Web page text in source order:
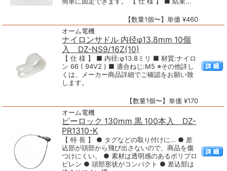
【数量1個〜】単価 ¥460
オーム電機
ナイロンサドル 内径φ13.8mm 10個
入 DZ-NS9/16Z(10)
【 仕 様 】 ■ 内径:φ13.8ミリ ■ 材質:ナイロ
ン 66 ( 94V2 ) ■ 適合ねじ:M5 ※その他詳し
くは、メーカー商品詳細でご確認をお願い致
します。
【数量1個〜】単価 ¥170
オーム電機
ピーロック 130mm 黒 100本入 DZ-
PR1310-K
【 特 長 】 ● タグなどの取り付けに… ● 差
込部が頭部から飛び出さないので、商品を傷
つけにくい。 ● 素材は透明感のあるポリプロ
ピレン ● 頭部形状がコンパクト ● 差込部は